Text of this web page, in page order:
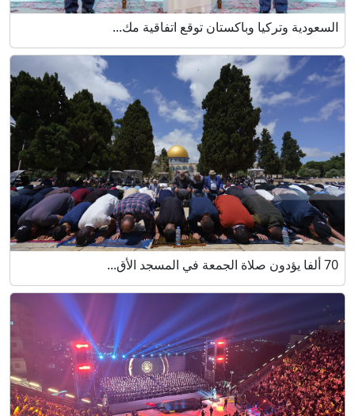
السعودية وتركيا وباكستان توقع اتفاقية مك...
70 ألفا يؤدون صلاة الجمعة في المسجد الأق...